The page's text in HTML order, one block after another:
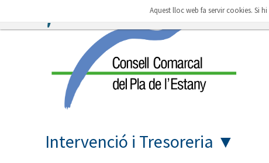
Intervenció i Tresoreria ▼
Aquest lloc web fa servir cookies. Si